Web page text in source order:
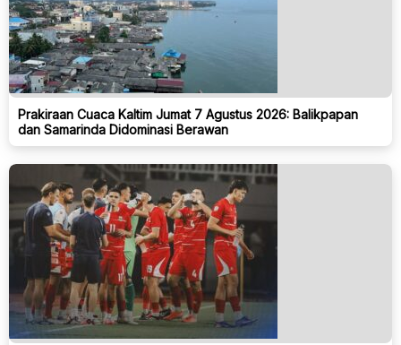
Prakiraan Cuaca Kaltim Jumat 7 Agustus 2026: Balikpapan
dan Samarinda Didominasi Berawan